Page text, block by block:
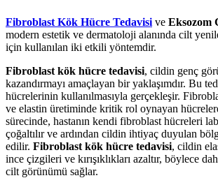
Fibroblast Kök Hücre Tedavisi ve Eksozom
modern estetik ve dermatoloji alanında cilt
için kullanılan iki etkili yöntemdir.
Fibroblast kök hücre tedavisi, cildin genç
kazandırmayı amaçlayan bir yaklaşımdır. Bu
hücrelerinin kullanılmasıyla gerçekleşir.
ve elastin üretiminde kritik rol oynayan
sürecinde, hastanın kendi fibroblast hücreleri
çoğaltılır ve ardından cildin ihtiyaç duyulan
edilir. Fibroblast kök hücre tedavisi, cildin
ince çizgileri ve kırışıklıkları azaltır, böylece
cilt görünümü sağlar.